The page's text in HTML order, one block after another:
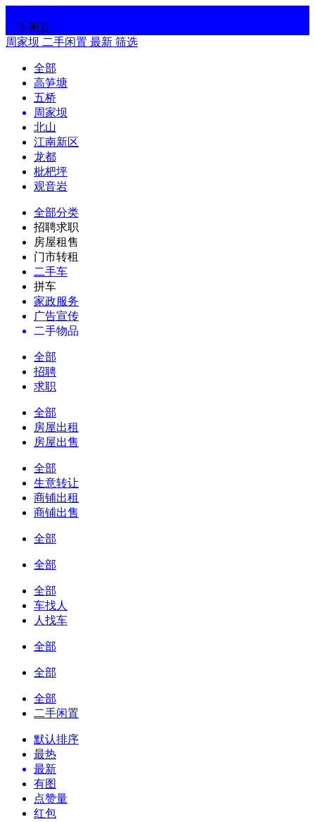
二手闲置
周家坝 二手闲置 最新 筛选
全部
高笋塘
五桥
周家坝
北山
江南新区
龙都
枇杷坪
观音岩
全部分类
招聘求职
房屋租售
门市转租
二手车
拼车
家政服务
广告宣传
二手物品
全部
招聘
求职
全部
房屋出租
房屋出售
全部
生意转让
商铺出租
商铺出售
全部
全部
全部
车找人
人找车
全部
全部
全部
二手闲置
默认排序
最热
最新
有图
点赞量
红包